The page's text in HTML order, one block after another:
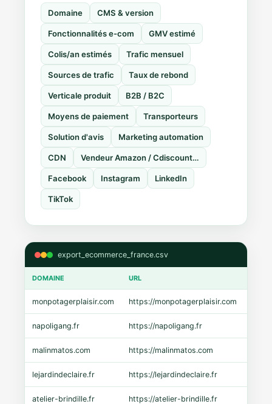
Domaine CMS & version
Fonctionnalités e-com GMV estimé
Colis/an estimés Trafic mensuel
Sources de trafic Taux de rebond
Verticale produit B2B / B2C
Moyens de paiement Transporteurs
Solution d'avis Marketing automation
CDN Vendeur Amazon / Cdiscount…
Facebook Instagram LinkedIn
TikTok
export_ecommerce_france.csv
DOMAINE URL
monpotagerplaisir.com https://monpotagerplaisir.com
napoligang.fr https://napoligang.fr
malinmatos.com https://malinmatos.com
lejardindeclaire.fr https://lejardindeclaire.fr
atelier-brindille.fr https://atelier-brindille.fr